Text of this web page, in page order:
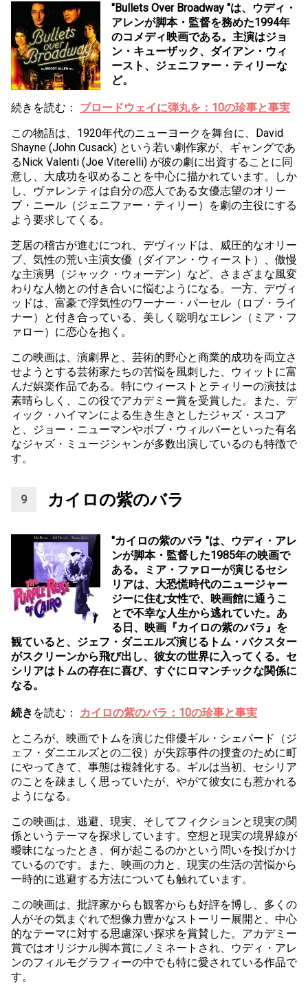
"Bullets Over Broadway "は、ウディ・
アレンが脚本・監督を務めた1994年
のコメディ映画である。主演はジョ
ン・キューザック、ダイアン・ウィ
ースト、ジェニファー・ティリーな
ど。
続きを読む：
ブロードウェイに弾丸を：10の珍事と事実
この物語は、1920年代のニューヨークを舞台に、David
Shayne (John Cusack) という若い劇作家が、ギャングであ
るNick Valenti (Joe Viterelli) が彼の劇に出資することに同
意し、大成功を収めることを中心に描かれています。しか
し、ヴァレンティは自分の恋人である女優志望のオリー
ブ・ニール（ジェニファー・ティリー）を劇の主役にする
よう要求してくる。
芝居の稽古が進むにつれ、デヴィッドは、威圧的なオリー
ブ、気性の荒い主演女優（ダイアン・ウィースト）、傲慢
な主演男（ジャック・ウォーデン）など、さまざまな風変
わりな人物との付き合いに悩むようになる。一方、デヴィ
ッドは、富豪で浮気性のワーナー・パーセル（ロブ・ライ
ナー）と付き合っている、美しく聡明なエレン（ミア・フ
ァロー）に恋心を抱く。
この映画は、演劇界と、芸術的野心と商業的成功を両立さ
せようとする芸術家たちの苦悩を風刺した、ウィットに富
んだ娯楽作品である。特にウィーストとティリーの演技は
素晴らしく、この役でアカデミー賞を受賞した。また、デ
ィック・ハイマンによる生き生きとしたジャズ・スコア
と、ジョー・ニューマンやボブ・ウィルバーといった有名
なジャズ・ミュージシャンが多数出演しているのも特徴で
す。
カイロの紫のバラ
"カイロの紫のバラ "は、ウディ・アレ
ンが脚本・監督した1985年の映画で
ある。ミア・ファローが演じるセシ
リアは、大恐慌時代のニュージャー
ジーに住む女性で、映画館に通うこ
とで不幸な人生から逃れていた。あ
る日、映画『カイロの紫のバラ』を
観ていると、ジェフ・ダニエルズ演じるトム・バクスター
がスクリーンから飛び出し、彼女の世界に入ってくる。セ
シリアはトムの存在に喜び、すぐにロマンチックな関係に
なる。
続き を読む：
カイロの紫のバラ：10の珍事と事実
ところが、映画でトムを演じた俳優ギル・シェパード（ジ
ェフ・ダニエルズとの二役）が失踪事件の捜査のために町
にやってきて、事態は複雑化する。ギルは当初、セシリア
のことを疎ましく思っていたが、やがて彼女にも惹かれる
ようになる。
この映画は、逃避、現実、そしてフィクションと現実の関
係というテーマを探求しています。空想と現実の境界線が
曖昧になったとき、何が起こるのかという問いを投げかけ
ているのです。また、映画の力と、現実の生活の苦悩から
一時的に逃避する方法についても触れています。
この映画は、批評家からも観客からも好評を博し、多くの
人がその気まぐれで想像力豊かなストーリー展開と、中心
的なテーマに対する思慮深い探求を賞賛した。アカデミー
賞ではオリジナル脚本賞にノミネートされ、ウディ・アレ
ンのフィルモグラフィーの中でも特に愛されている作品で
す。